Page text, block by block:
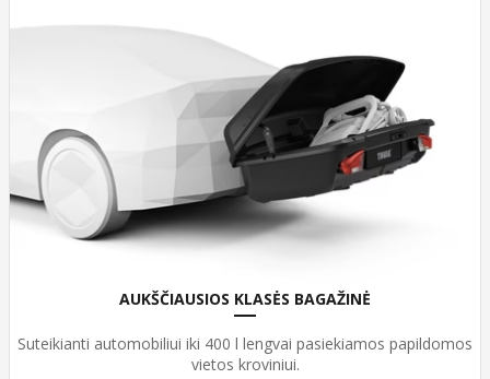
AUKŠČIAUSIOS KLASĖS BAGAŽINĖ
Suteikianti automobiliui iki 400 l lengvai pasiekiamos papildomos
vietos kroviniui.